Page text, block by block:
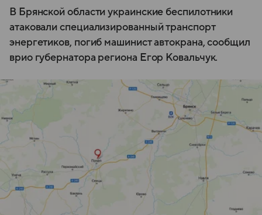
В Брянской области украинские беспилотники
атаковали специализированный транспорт
энергетиков, погиб машинист автокрана, сообщил
врио губернатора региона Егор Ковальчук.